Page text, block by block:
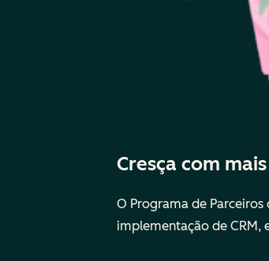
Cresça com
O Programa de
implementação de CRM,